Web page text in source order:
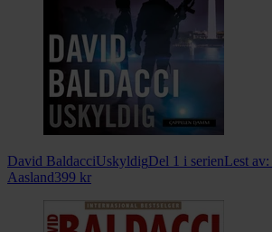
David BaldacciUskyldigDel 1 i serienLest av:
Aasland399 kr